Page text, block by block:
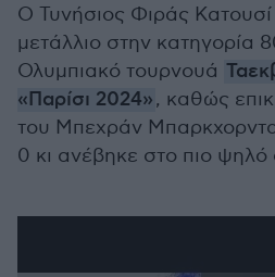
Ο Τυνήσιος Φιράς
μετάλλιο στην κατηγορία
Ολυμπιακό τουρνουά
«Παρίσι 2024», καθώς
του Μπεχράν
0 κι ανέβηκε στο πιο